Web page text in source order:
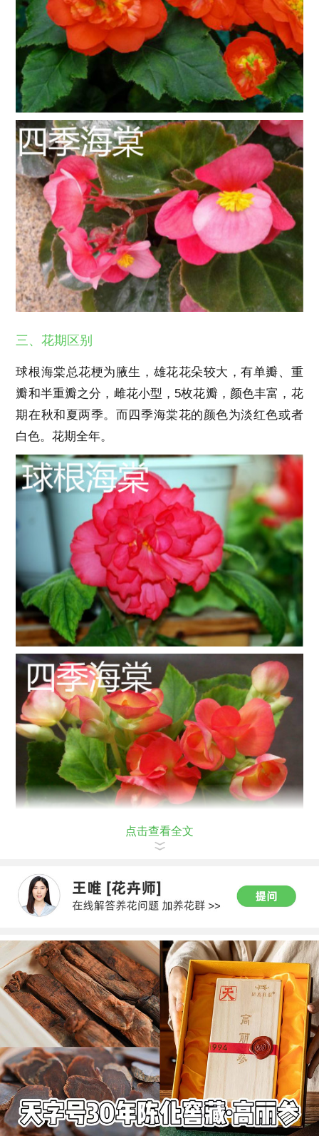
三、花期区别
球根海棠总花梗为腋生，雄花花朵较大，有单瓣、重
瓣和半重瓣之分，雌花小型，5枚花瓣，颜色丰富，花
期在秋和夏两季。而四季海棠花的颜色为淡红色或者
白色。花期全年。
点击查看全文